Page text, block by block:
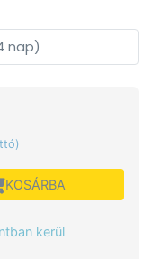
nap)
KOSÁRBA
kerül